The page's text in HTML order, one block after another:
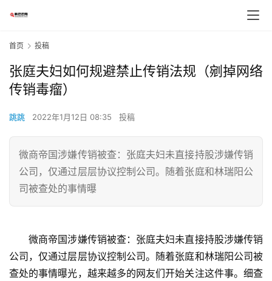
首页 投稿
张庭夫妇如何规避禁止传销法规（剜掉网络
传销毒瘤）
跳跳 2022年1月12日 08:35 投稿
微商帝国涉嫌传销被查：张庭夫妇未直接持股涉嫌传销
公司，仅通过层层协议控制公司。随着张庭和林瑞阳公
司被查处的事情曝
微商帝国涉嫌传销被查：张庭夫妇未直接持股涉嫌传销
公司，仅通过层层协议控制公司。随着张庭和林瑞阳公司被
查处的事情曝光，越来越多的网友们开始关注这件事。细查